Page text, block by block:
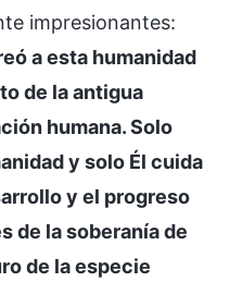
impresionantes:
a esta humanidad
de la antigua
humana. Solo
y solo Él cuida
y el progreso
de la soberanía de
de la especie